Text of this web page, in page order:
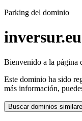
Parking del dominio
inversur.eu
Bienvenido a la página
Este dominio ha sido
más información,
Buscar dominios